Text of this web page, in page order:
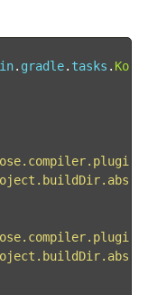
. gradle. tasks . Ko